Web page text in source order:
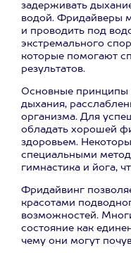
задерживать
водой. Фридайверы
и проводить под
экстремального
которые помогают
результатов.
Основные принципы
дыхания,
организма. Для
обладать хорошей
здоровьем.
специальными
гимнастика и йога,
Фридайвинг
красотами
возможностей.
состояние как
чему они могут